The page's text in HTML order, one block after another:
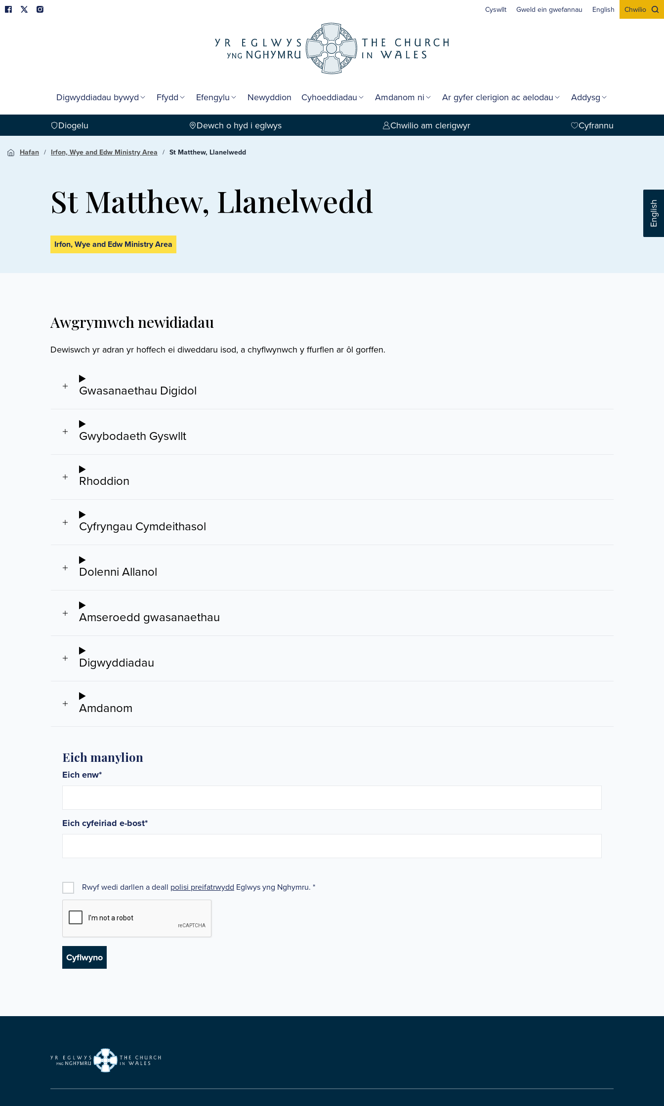
English
Cyswllt Gweld ein gwefannau English Chwilio
Digwyddiadau bywyd Ffydd Efengylu Newyddion Cyhoeddiadau Amdanom ni Ar gyfer clerigion ac aelodau Addysg
Diogelu Dewch o hyd i eglwys Chwilio am clerigwyr Cyfrannu
Hafan Irfon, Wye and Edw Ministry Area St Matthew, Llanelwedd
St Matthew, Llanelwedd
Irfon, Wye and Edw Ministry Area
Awgrymwch newidiadau
Dewiswch yr adran yr hoffech ei diweddaru isod, a chyflwynwch y ffurflen ar ôl gorffen.
Gwasanaethau Digidol
Gwybodaeth Gyswllt
Rhoddion
Cyfryngau Cymdeithasol
Dolenni Allanol
Amseroedd gwasanaethau
Digwyddiadau
Amdanom
Eich manylion
Eich enw*
Eich cyfeiriad e-bost*
Rwyf wedi darllen a deall polisi preifatrwydd Eglwys yng Nghymru. *